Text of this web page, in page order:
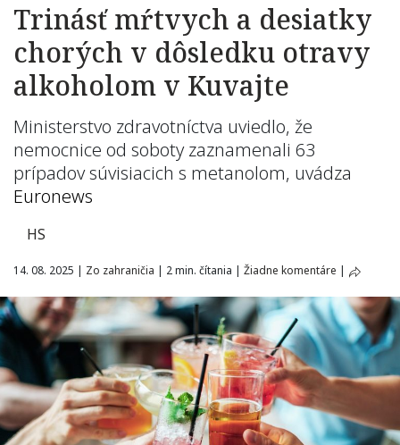
Trinásť mŕtvych a desiatky
chorých v dôsledku otravy
alkoholom v Kuvajte
Ministerstvo zdravotníctva uviedlo, že
nemocnice od soboty zaznamenali 63
prípadov súvisiacich s metanolom, uvádza
Euronews
HS
14. 08. 2025 | Zo zahraničia | 2 min. čítania | Žiadne komentáre |